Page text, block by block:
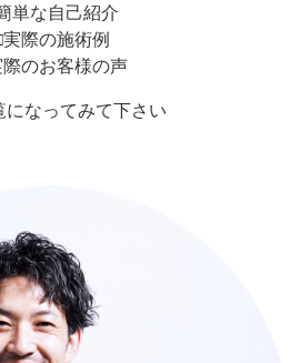
単な自己紹介
際の施術例
のお客様の声
になってみて下さい